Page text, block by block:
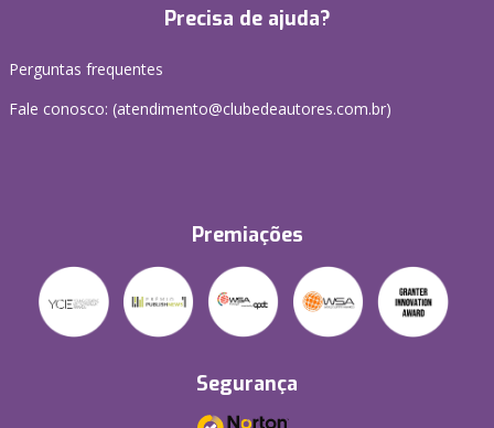
Precisa de ajuda?
Perguntas frequentes
Fale conosco: (atendimento@clubedeautores.com.br)
Premiações
Segurança